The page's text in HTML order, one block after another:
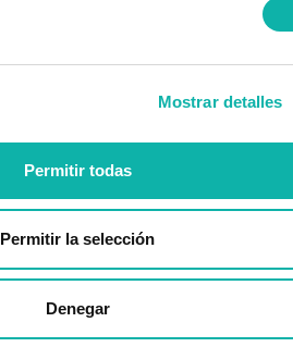
Mostrar detalles
Permitir todas
Permitir la selección
Denegar